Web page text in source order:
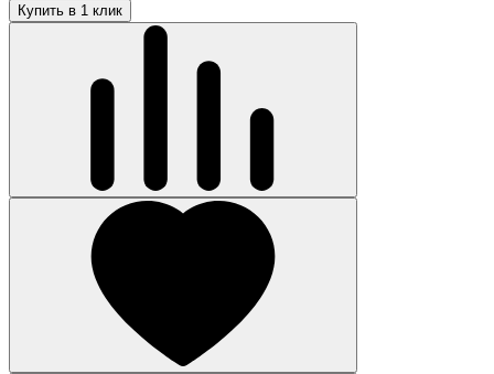
Купить в 1 клик